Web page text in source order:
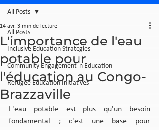
All Posts
Inclusive Education Strategies
Community Engagement in Education
Refugee Education Initiatives
All Posts
L'importance de l'eau
potable pour
l'éducation au Congo-
Brazzaville
14 avr. 3 min de lecture
L'eau potable est plus qu'un besoin
fondamental ; c'est une base pour